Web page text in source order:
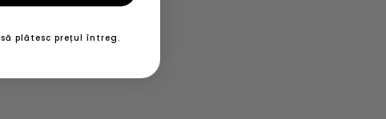
plătesc prețul întreg.